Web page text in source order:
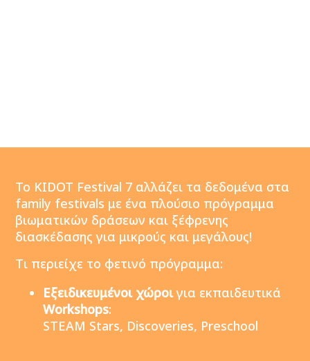
Το KIDOT Festival 7 αλλάζει τα δεδομένα στα
family festivals με ένα πλούσιο πρόγραμμα
βιωματικών δράσεων και ξέφρενης
διασκέδασης για μικρούς και μεγάλους!
Tι περιείχε το φετινό πρόγραμμα:
Εξειδικευμένοι χώροιγια εκπαιδευτικά
Workshops:
STEAM Stars, Discoveries, Preschool